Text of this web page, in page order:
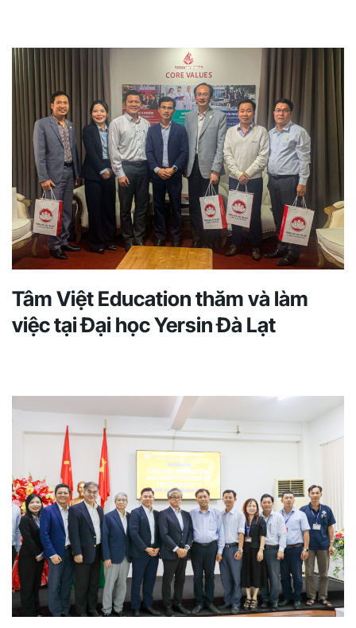
Tâm Việt Education thăm và làm
việc tại Đại học Yersin Đà Lạt